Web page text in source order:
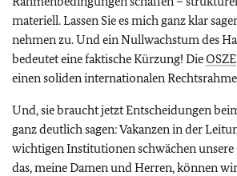
materiell. Lassen Sie es mich ganz klar
nehmen zu. Und ein Nullwachstum des
bedeutet eine faktische Kürzung! DieOSZE
einen soliden internationalen
Und, sie braucht jetzt Entscheidungen
ganz deutlich sagen: Vakanzen in der
wichtigen Institutionen schwächen
das, meine Damen und Herren, können